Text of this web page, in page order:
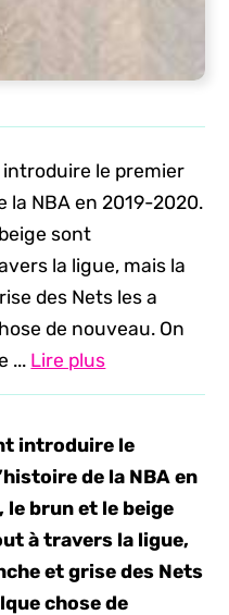
le premier
la NBA en 2019-2020.
sont
la ligue, mais la
des Nets les a
de nouveau. On
... Lire plus
introduire le
de la NBA en
brun et le beige
à travers la ligue,
et grise des Nets
chose de